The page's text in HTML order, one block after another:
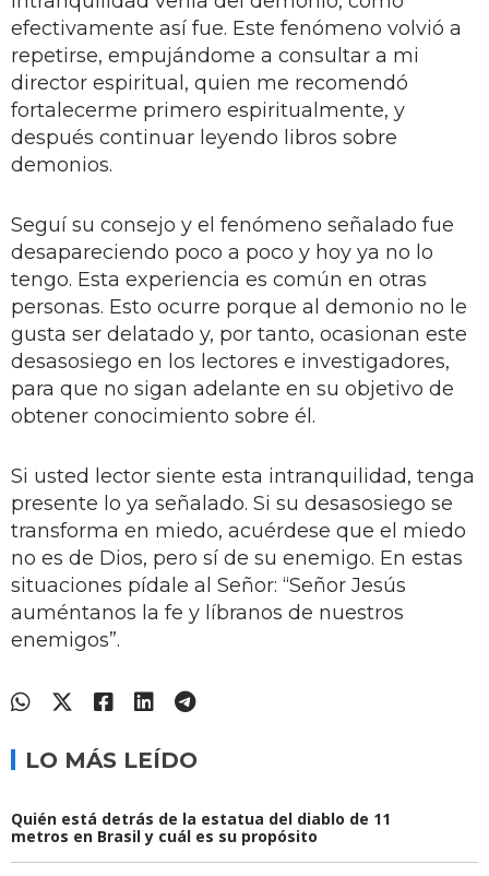
efectivamente así fue. Este fenómeno volvió a
repetirse, empujándome a consultar a mi
director espiritual, quien me recomendó
fortalecerme primero espiritualmente, y
después continuar leyendo libros sobre
demonios.
Seguí su consejo y el fenómeno señalado fue
desapareciendo poco a poco y hoy ya no lo
tengo. Esta experiencia es común en otras
personas. Esto ocurre porque al demonio no le
gusta ser delatado y, por tanto, ocasionan este
desasosiego en los lectores e investigadores,
para que no sigan adelante en su objetivo de
obtener conocimiento sobre él.
Si usted lector siente esta intranquilidad, tenga
presente lo ya señalado. Si su desasosiego se
transforma en miedo, acuérdese que el miedo
no es de Dios, pero sí de su enemigo. En estas
situaciones pídale al Señor: “Señor Jesús
auméntanos la fe y líbranos de nuestros
enemigos”.
LO MÁS LEÍDO
Quién está detrás de la estatua del diablo de 11
metros en Brasil y cuál es su propósito